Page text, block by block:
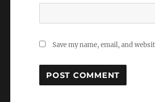
Save my name, email, and